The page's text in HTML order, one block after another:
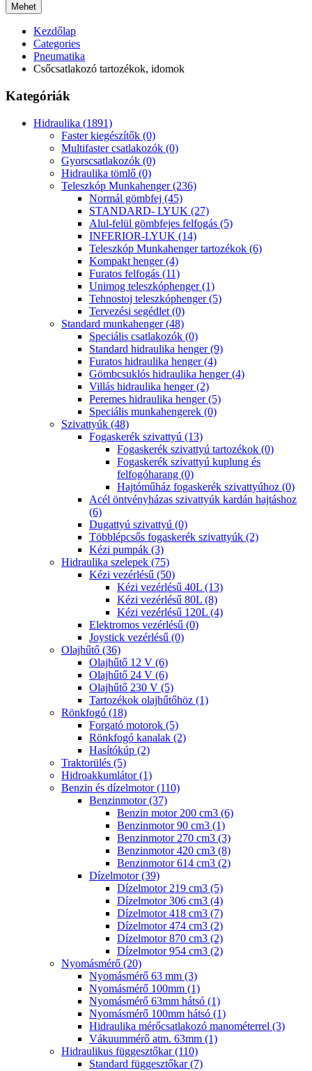
Mehet
Kezdőlap
Categories
Pneumatika
Csőcsatlakozó tartozékok, idomok
Kategóriák
Hidraulika (1891)
Faster kiegészítők (0)
Multifaster csatlakozók (0)
Gyorscsatlakozók (0)
Hidraulika tömlő (0)
Teleszkóp Munkahenger (236)
Normál gömbfej (45)
STANDARD- LYUK (27)
Alul-felül gömbfejes felfogás (5)
INFERIOR-LYUK (14)
Teleszkóp Munkahenger tartozékok (6)
Kompakt henger (4)
Furatos felfogás (11)
Unimog teleszkóphenger (1)
Tehnostoj teleszkóphenger (5)
Tervezési segédlet (0)
Standard munkahenger (48)
Speciális csatlakozók (0)
Standard hidraulika henger (9)
Furatos hidraulika henger (4)
Gömbcsuklós hidraulika henger (4)
Villás hidraulika henger (2)
Peremes hidraulika henger (5)
Speciális munkahengerek (0)
Szivattyúk (48)
Fogaskerék szivattyú (13)
Fogaskerék szivattyú tartozékok (0)
Fogaskerék szivattyú kuplung és
felfogóharang (0)
Hajtóműház fogaskerék szivattyúhoz (0)
Acél öntvényházas szivattyúk kardán hajtáshoz
(6)
Dugattyú szivattyú (0)
Többlépcsős fogaskerék szivattyúk (2)
Kézi pumpák (3)
Hidraulika szelepek (75)
Kézi vezérlésű (50)
Kézi vezérlésű 40L (13)
Kézi vezérlésű 80L (8)
Kézi vezérlésű 120L (4)
Elektromos vezérlésű (0)
Joystick vezérlésű (0)
Olajhűtő (36)
Olajhűtő 12 V (6)
Olajhűtő 24 V (6)
Olajhűtő 230 V (5)
Tartozékok olajhűtőhöz (1)
Rönkfogó (18)
Forgató motorok (5)
Rönkfogó kanalak (2)
Hasítókúp (2)
Traktorülés (5)
Hidroakkumlátor (1)
Benzin és dízelmotor (110)
Benzinmotor (37)
Benzin motor 200 cm3 (6)
Benzinmotor 90 cm3 (1)
Benzinmotor 270 cm3 (3)
Benzinmotor 420 cm3 (8)
Benzinmotor 614 cm3 (2)
Dízelmotor (39)
Dízelmotor 219 cm3 (5)
Dízelmotor 306 cm3 (4)
Dízelmotor 418 cm3 (7)
Dízelmotor 474 cm3 (2)
Dízelmotor 870 cm3 (2)
Dízelmotor 954 cm3 (2)
Nyomásmérő (20)
Nyomásmérő 63 mm (3)
Nyomásmérő 100mm (1)
Nyomásmérő 63mm hátsó (1)
Nyomásmérő 100mm hátsó (1)
Hidraulika mérőcsatlakozó manométerrel (3)
Vákuummérő atm. 63mm (1)
Hidraulikus függesztőkar (110)
Standard függesztőkar (7)